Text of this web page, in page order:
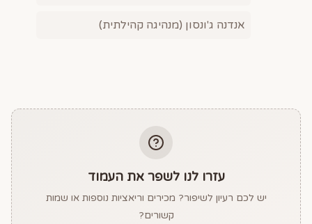
אנדנה ג'ונסון (מנהיגה קהילתית)
עזרו לנו לשפר את העמוד
יש לכם רעיון לשיפור? מכירים וריאציות נוספות או שמות
קשורים?